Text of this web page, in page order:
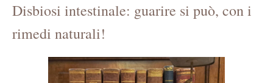
Disbiosi intestinale: guarire si può, con i
rimedi naturali!